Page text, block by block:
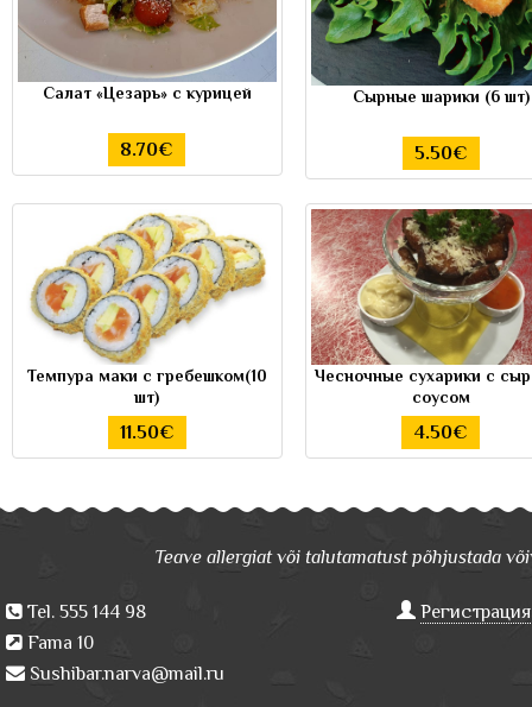
Салат «Цезарь» с курицей
8.70€
Сырные шарики (6 шт)
5.50€
Темпура маки с гребешком(10
шт)
11.50€
Чесночные сухарики с
соусом
4.50€
Teave allergiat või talutamatust põhjustada
Tel. 555 144 98
Fama 10
Sushibar.narva@mail.ru
Регистрация